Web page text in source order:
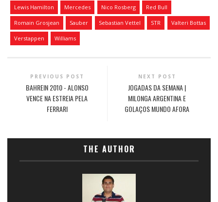
Lewis Hamilton Mercedes Nico Rosberg Red Bull
Romain Grosjean Sauber Sebastian Vettel STR Valteri Bottas
Verstappen Williams
PREVIOUS POST
BAHREIN 2010 - ALONSO
VENCE NA ESTREIA PELA
FERRARI
NEXT POST
JOGADAS DA SEMANA |
MILONGA ARGENTINA E
GOLAÇOS MUNDO AFORA
THE AUTHOR